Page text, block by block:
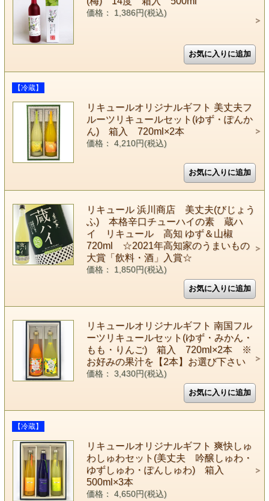
価格： 1,386円(税込)
【冷蔵】
リキュールオリジナルギフト 美丈夫フ
ルーツリキュールセット(ゆず・ぽんか
ん) 箱入 720ml×2本
価格： 4,210円(税込)
リキュール 浜川商店 美丈夫(びじょう
ふ) 本格辛口チューハイの素 蔵ハ
イ リキュール 高知 ゆず＆山椒
720ml ☆2021年高知家のうまいもの
大賞「飲料・酒」入賞☆
価格： 1,850円(税込)
リキュールオリジナルギフト 南国フル
ーツリキュールセット(ゆず・みかん・
もも・りんご) 箱入 720ml×2本 ※
お好みの果汁を【2本】お選び下さい
価格： 3,430円(税込)
【冷蔵】
リキュールオリジナルギフト 爽快しゅ
わしゅわセット(美丈夫 吟醸しゅわ・
ゆずしゅわ・ぽんしゅわ) 箱入
500ml×3本
価格： 4,650円(税込)